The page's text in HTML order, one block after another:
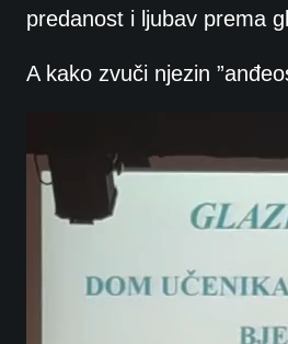
predanost i ljubav prema
A kako zvuči njezin